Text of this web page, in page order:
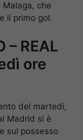
Malaga, che
il primo gol.
– REAL
ore
del martedì,
Madrid si è
sul possesso